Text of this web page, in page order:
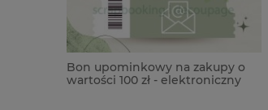
Bon upominkowy na zakupy o
wartości 100 zł - elektroniczny